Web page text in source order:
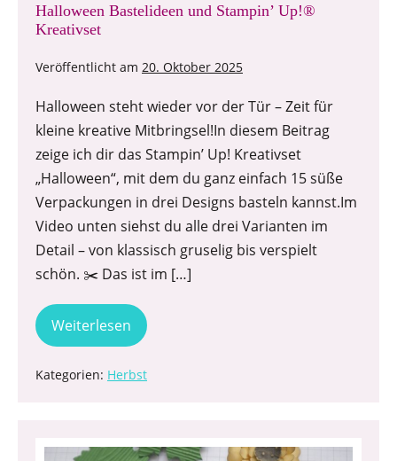
Halloween Bastelideen und Stampin’ Up!®
Kreativset
Veröffentlicht am 20. Oktober 2025
Halloween steht wieder vor der Tür – Zeit für
kleine kreative Mitbringsel!In diesem Beitrag
zeige ich dir das Stampin’ Up! Kreativset
„Halloween“, mit dem du ganz einfach 15 süße
Verpackungen in drei Designs basteln kannst.Im
Video unten siehst du alle drei Varianten im
Detail – von klassisch gruselig bis verspielt
schön. ✂️ Das ist im […]
Weiterlesen
Kategorien: Herbst